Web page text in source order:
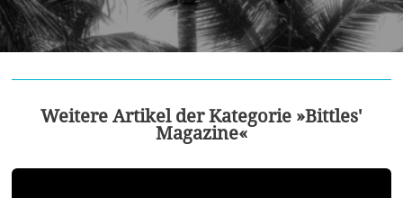
Weitere Artikel der Kategorie »Bittles'
Magazine«